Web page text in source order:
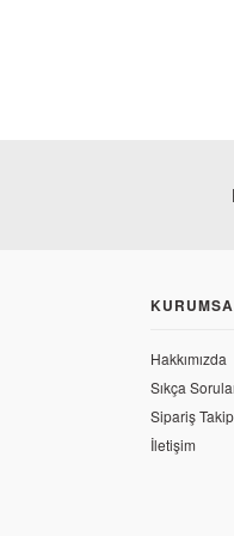
Hakkımızda
Sıkça
Sipariş Takip
İletişim